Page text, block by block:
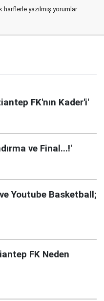
harflerle yazılmış yorumlar
FK'nın Kader'i'
ve Final...!'
Youtube Basketball;
FK Neden